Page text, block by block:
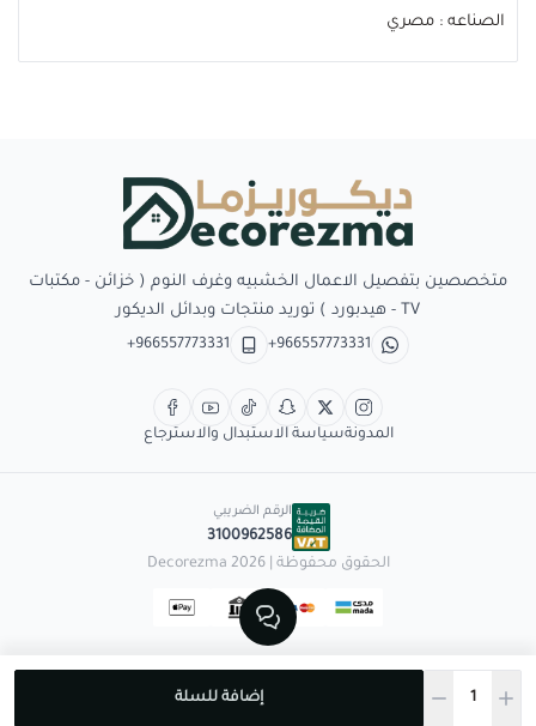
إضافة للسلة
الصناعه : مصري
متخصصين بتفصيل الاعمال الخشبيه وغرف النوم ( خزائن - مكتبات
TV - هيدبورد ) توريد منتجات وبدائل الديكور
+966557773331
+966557773331
المدونةسياسة الاستبدال والاسترجاع
الرقم الضريبي
3100962586
الحقوق محفوظة | 2026
Decorezma